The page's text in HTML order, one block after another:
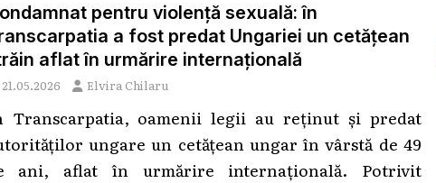
pentru violență sexuală: în
a fost predat Ungariei un cetățean
aflat în urmărire internațională
21.05.2026 Elvira Chilaru
Transcarpatia, oamenii legii au reținut și predat
ungare un cetățean ungar în vârstă de 49
ani, aflat în urmărire internațională. Potrivit